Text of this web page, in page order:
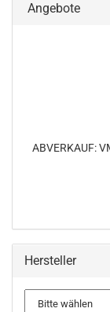
Angebote
ABVERKAUF:
Hersteller